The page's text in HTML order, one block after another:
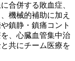
合併する敗血症、
機械的補助に加え
鎮静・鎮痛コント
、心臓血管集中治
共にチーム医療を